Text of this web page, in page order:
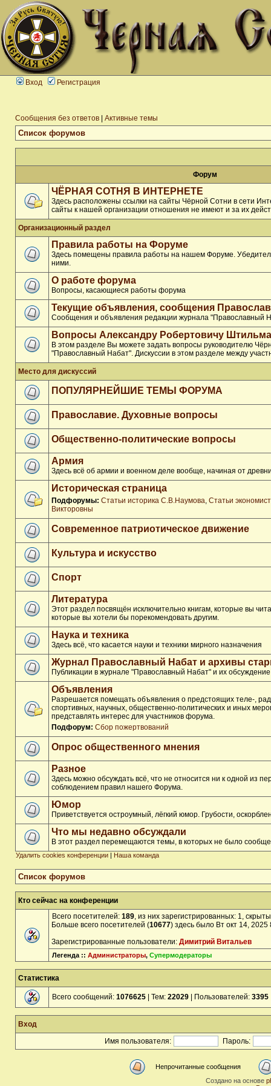
Вход Регистрация
Сообщения без ответов Активные темы
Список форумов
Форум
ЧЁРНАЯ СОТНЯ В ИНТЕРНЕТЕ
Здесь расположены ссылки на сайты Чёрной Сотни в сети
сайты к нашей организации отношения не имеют и за их
Организационный раздел
Правила работы на Форуме
Здесь помещены правила работы на нашем Форуме.
ними.
О работе форума
Вопросы, касающиеся работы форума
Текущие объявления, сообщения
Сообщения и объявления редакции журнала "Православный
Вопросы Александру Робертовичу
В этом разделе Вы можете задать вопросы руководителю
"Православный Набат". Дискуссии в этом разделе между
Место для дискуссий
ПОПУЛЯРНЕЙШИЕ ТЕМЫ ФОРУМА
Православие. Духовные вопросы
Общественно-политические вопросы
Армия
Здесь всё об армии и военном деле вообще, начиная от
Историческая страница
Подфорумы: Статьи историка С.В.Наумова, Статьи
Викторовны
Современное патриотическое движение
Культура и искусство
Спорт
Литература
Этот раздел посвящён исключительно книгам, которые вы
которые вы хотели бы порекомендовать другим.
Наука и техника
Здесь всё, что касается науки и техники мирного назначения
Журнал Православный Набат и архивы
Публикации в журнале "Православный Набат" и их обсуждение
Объявления
Разрешается помещать объявления о предстоящих теле-,
спортивных, научных, общественно-политических и иных
представлять интерес для участников форума.
Подфорум: Сбор пожертвований
Опрос общественного мнения
Разное
Здесь можно обсуждать всё, что не относится ни к одной из
соблюдением правил нашего Форума.
Юмор
Приветствуется остроумный, лёгкий юмор. Грубости,
Что мы недавно обсуждали
В этот раздел перемещаются темы, в которых не было
Удалить cookies конференции | Наша команда
Список форумов
Кто сейчас на конференции
Всего посетителей: 189, из них зарегистрированных: 1,
Больше всего посетителей (10677) здесь было Вт окт 14, 2025
Зарегистрированные пользователи: Димитрий Витальев
Легенда :: Администраторы, Супермодераторы
Статистика
Всего сообщений: 1076625 | Тем: 22029 | Пользователей: 3395
Вход
Имя пользователя:
Пароль:
Непрочитанные сообщения
Создано на основе